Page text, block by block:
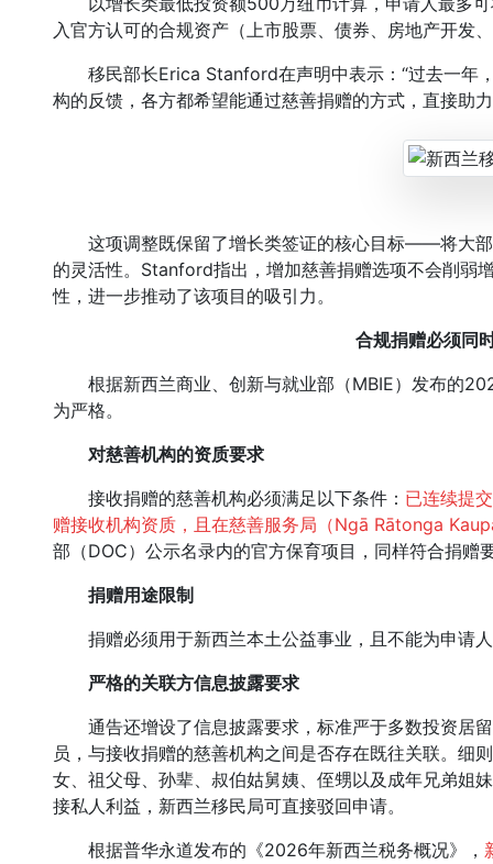
入官方认可的合规资产（上市股票、债券、房地产开发
移民部长Erica Stanford在声明中表示：“过去一年
构的反馈，各方都希望能通过慈善捐赠的方式，直接助
这项调整既保留了增长类签证的核心目标——将大部
的灵活性。Stanford指出，增加慈善捐赠选项不会削弱
性，进一步推动了该项目的吸引力。
合规捐赠必须同
根据新西兰商业、创新与就业部（MBIE）发布的
为严格。
对慈善机构的资质要求
接收捐赠的慈善机构必须满足以下条件： 已连续提
赠接收机构资质，且在慈善服务局（Ngā Rātonga
部（DOC）公示名录内的官方保育项目，同样符合捐赠
捐赠用途限制
捐赠必须用于新西兰本土公益事业，且不能为申请
严格的关联方信息披露要求
通告还增设了信息披露要求，标准严于多数投资居
员，与接收捐赠的慈善机构之间是否存在既往关联。细
女、祖父母、孙辈、叔伯姑舅姨、侄甥以及成年兄弟姐
接私人利益，新西兰移民局可直接驳回申请。
根据普华永道发布的《2026年新西兰税务概况》，